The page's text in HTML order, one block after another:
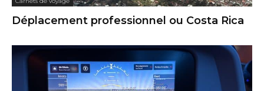
Déplacement professionnel ou Costa Rica